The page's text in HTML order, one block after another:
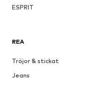
ESPRIT
REA
Tröjor & stickat
Jeans